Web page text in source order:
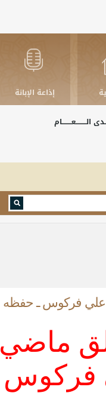
إذاعة الإبانة
الـــــــــعــــــــام
علي فركوس ـ حفظه
ماضي
فركوس